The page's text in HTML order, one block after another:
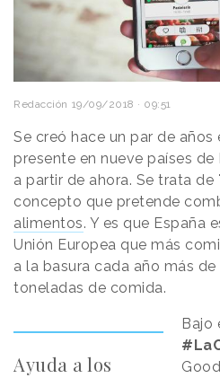
Redacción 19/09/2018 · 09:51
Se creó hace un par de
presente en nueve países de
a partir de ahora. Se trata de
concepto que pretende
alimentos. Y es que España
Unión Europea que más
a la basura cada año más
toneladas de comida.
Ayuda a los
Bajo